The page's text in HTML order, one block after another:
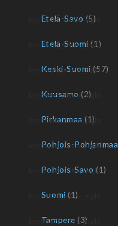
Etelä-Savo (5)
Etelä-Suomi (1)
Keski-Suomi (57)
Kuusamo (2)
Pirkanmaa (1)
Pohjois-Pohjanmaa
Pohjois-Savo (1)
Suomi (1)
Tampere (3)